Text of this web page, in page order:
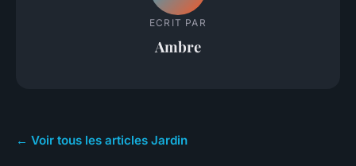
ECRIT PAR
Ambre
← Voir tous les articles Jardin